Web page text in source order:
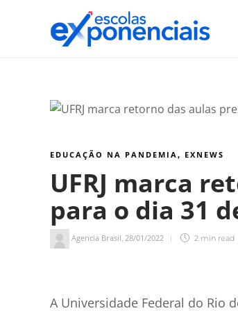
EDUCAÇÃO NA PANDEMIA, EXNEWS
UFRJ marca
para o dia 31
Agencia Brasil, 28/01/2022 2 min read
A Universidade Federal do Rio